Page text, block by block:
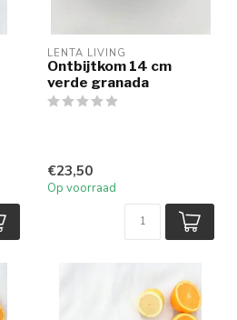
LENTA LIVING
Ontbijtkom 14 cm
verde granada
€23,50
Op voorraad